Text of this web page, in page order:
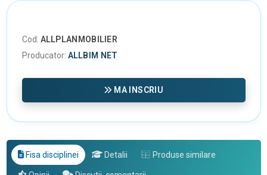
Cod: ALLPLANMOBILIER
Producator: ALLBIM NET
MA INSCRIU
Fisa disciplinei Detalii Produse similare